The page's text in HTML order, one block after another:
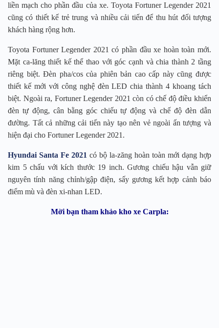
liền mạch cho phần đầu của xe. Toyota Fortuner Legender 2021
cũng có thiết kế trẻ trung và nhiều cải tiến để thu hút đối tượng
khách hàng rộng hơn.
Toyota Fortuner Legender 2021 có phần đầu xe hoàn toàn mới.
Mặt ca-lăng thiết kế thể thao với góc cạnh và chia thành 2 tầng
riêng biệt. Đèn pha/cos của phiên bản cao cấp này cũng được
thiết kế mới với công nghệ đèn LED chia thành 4 khoang tách
biệt. Ngoài ra, Fortuner Legender 2021 còn có chế độ điều khiển
đèn tự động, cân bằng góc chiếu tự động và chế độ đèn dẫn
đường. Tất cả những cải tiến này tạo nên vẻ ngoài ấn tượng và
hiện đại cho Fortuner Legender 2021.
Hyundai Santa Fe 2021 có bộ la-zăng hoàn toàn mới dạng hợp
kim 5 chấu với kích thước 19 inch. Gương chiếu hậu vẫn giữ
nguyên tính năng chỉnh/gập điện, sấy gương kết hợp cảnh báo
điểm mù và đèn xi-nhan LED.
Mời bạn tham khảo kho xe Carpla: